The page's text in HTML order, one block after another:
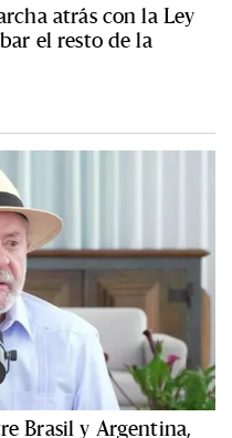
atrás con la Ley
el resto de la
Brasil y Argentina,